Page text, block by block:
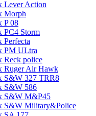
Lever Action
Morph
P 08
PC4 Storm
PM ULtra
Reck police
Ruger Air Hawk
S&W 327 TRR8
S&W 586
S&W M&P45
S&W Military&Police